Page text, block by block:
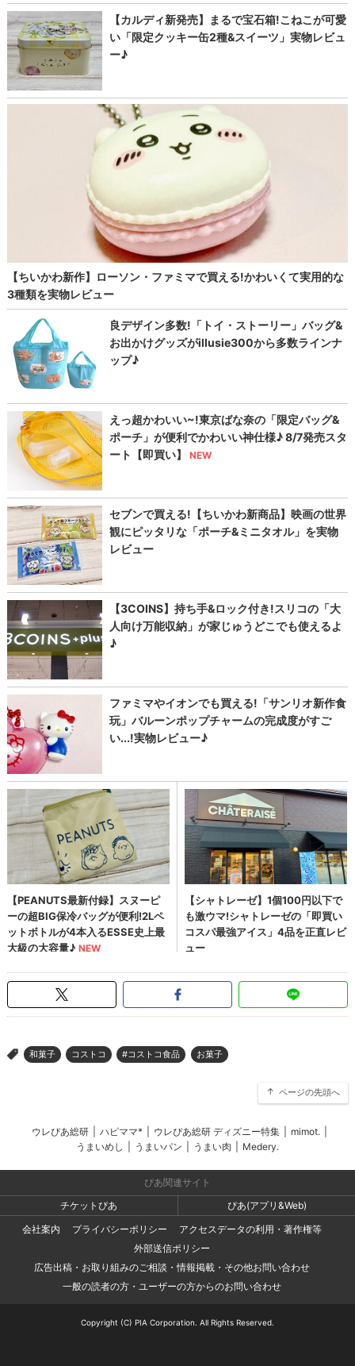
> 和菓子 コストコ #コストコ食品 お菓子
ページの先頭へ
ウレぴあ総研 ハピママ* ウレぴあ総研 ディズニー特集 mimot.
うまいめし
うまいパン うまい肉 Medery.
ぴあ関連サイト
チケットぴあ
ぴあ(アプリ&Web)
会社案内
プライバシーポリシー
アクセスデータの利用・著作権等
外部送信ポリシー
広告出稿・お取り組みのご相談・情報掲載・その他お問い合わせ
一般の読者の方・ユーザーの方からのお問い合わせ
Copyright (C) PIA Corporation. All Rights Reserved.